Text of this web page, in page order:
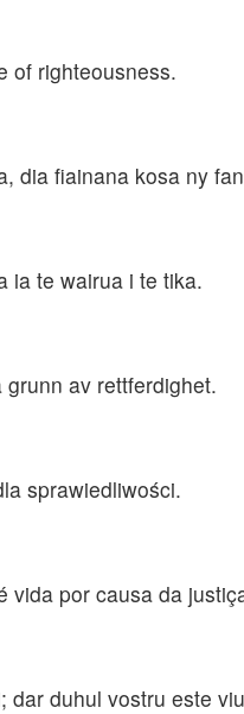
of righteousness.
dia fiainana kosa ny
ia te wairua i te tika.
av rettferdighet.
sprawiedliwości.
vida por causa da
duhul vostru este